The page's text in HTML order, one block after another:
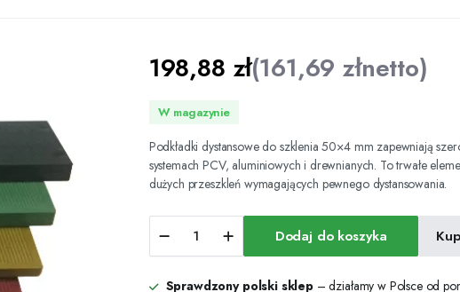
198,88 zł(161,69 złnetto)
W magazynie
Podkładki dystansowe do szklenia 50×4 mm zapewniają
systemach PCV, aluminiowych i drewnianych. To trwałe
dużych przeszkleń wymagających pewnego dystansowania.
dystansowe
do
Dodaj do koszyka
Sprawdzony polski sklep – działamy w Polsce od